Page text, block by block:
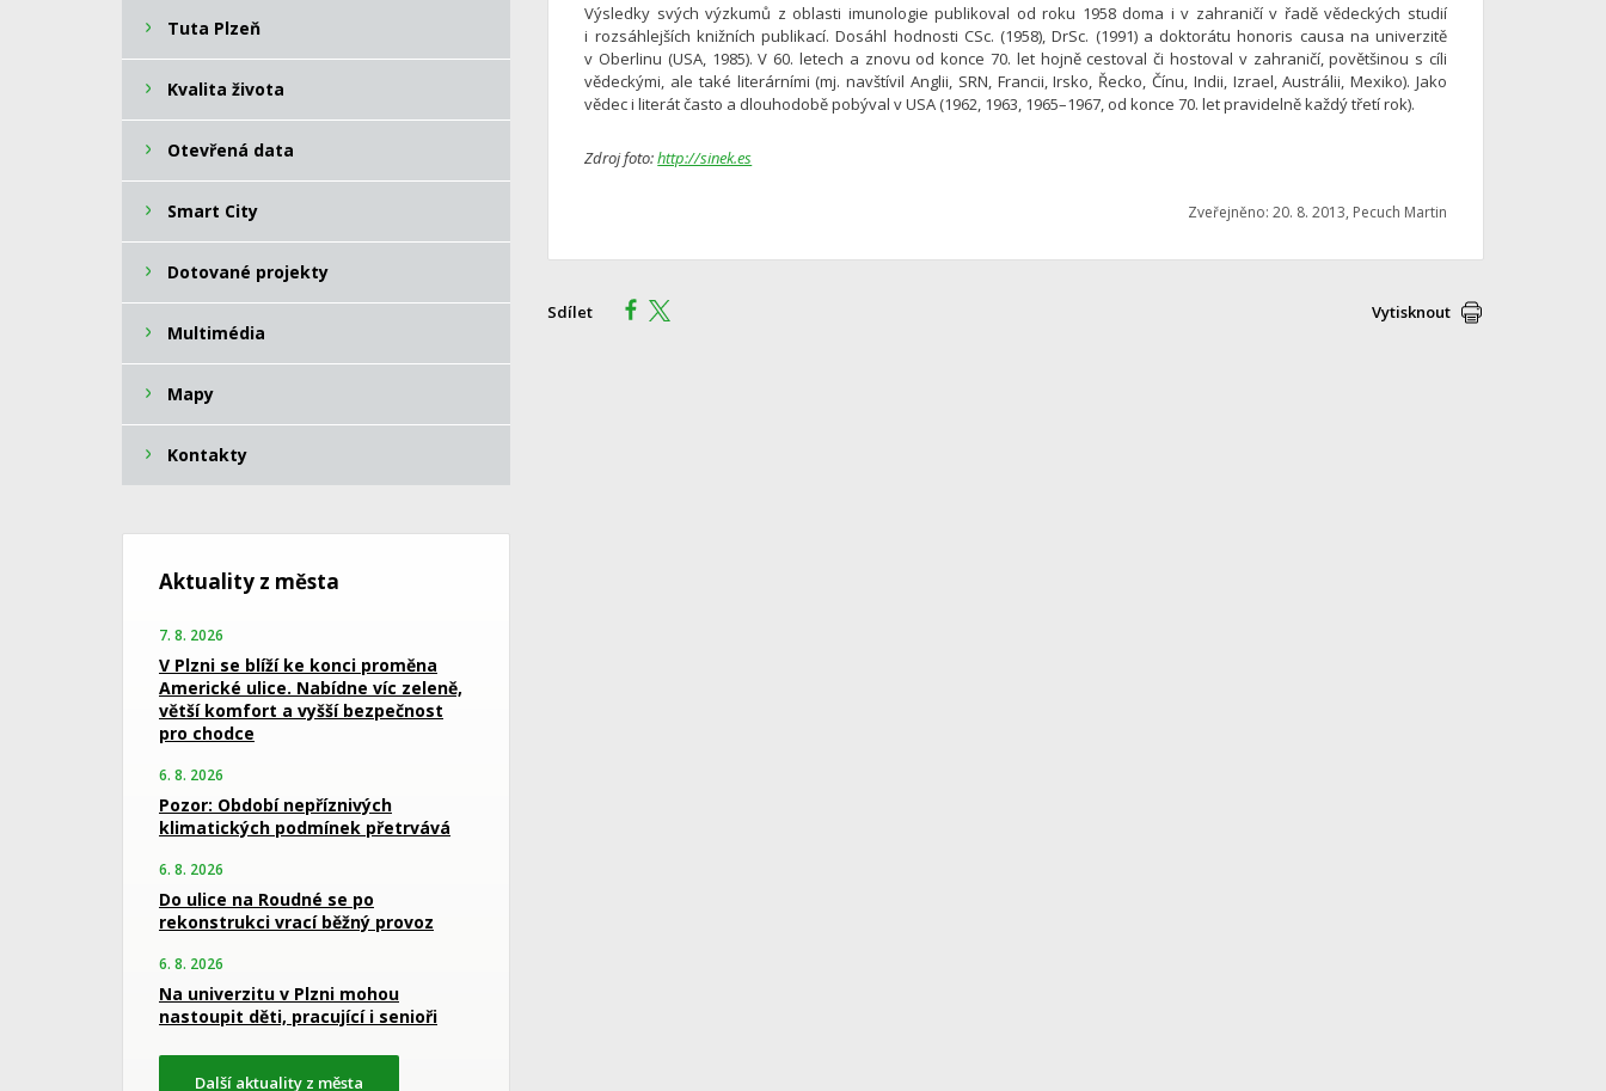
Výsledky svých výzkumů z oblasti imunologie publikoval od roku 1958 doma i v zahraničí v řadě vědeckých studií
i rozsáhlejších knižních publikací. Dosáhl hodnosti CSc. (1958), DrSc. (1991) a doktorátu honoris causa na univerzitě
v Oberlinu (USA, 1985). V 60. letech a znovu od konce 70. let hojně cestoval či hostoval v zahraničí, povětšinou s cíli
vědeckými, ale také literárními (mj. navštívil Anglii, SRN, Francii, Irsko, Řecko, Čínu, Indii, Izrael, Austrálii, Mexiko). Jako
vědec i literát často a dlouhodobě pobýval v USA (1962, 1963, 1965–1967, od konce 70. let pravidelně každý třetí rok).
Zdroj foto:http://sinek.es
Zveřejněno: 20. 8. 2013, Pecuch Martin
Sdílet Vytisknout
Tuta Plzeň
Kvalita života
Otevřená data
Smart City
Dotované projekty
Multimédia
Mapy
Kontakty
Aktuality z města
7. 8. 2026
V Plzni se blíží ke konci proměna
Americké ulice. Nabídne víc zeleně,
větší komfort a vyšší bezpečnost
pro chodce
6. 8. 2026
Pozor: Období nepříznivých
klimatických podmínek přetrvává
6. 8. 2026
Do ulice na Roudné se po
rekonstrukci vrací běžný provoz
6. 8. 2026
Na univerzitu v Plzni mohou
nastoupit děti, pracující i senioři
Další aktuality z města